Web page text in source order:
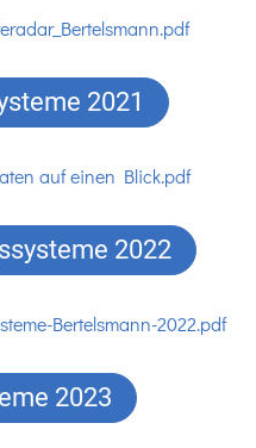
2021
auf einen Blick.pdf
2022
Bertelsmann-2022.pdf
2023